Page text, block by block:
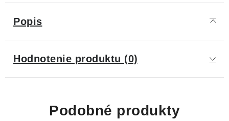
Popis
Hodnotenie produktu (0)
Podobné produkty